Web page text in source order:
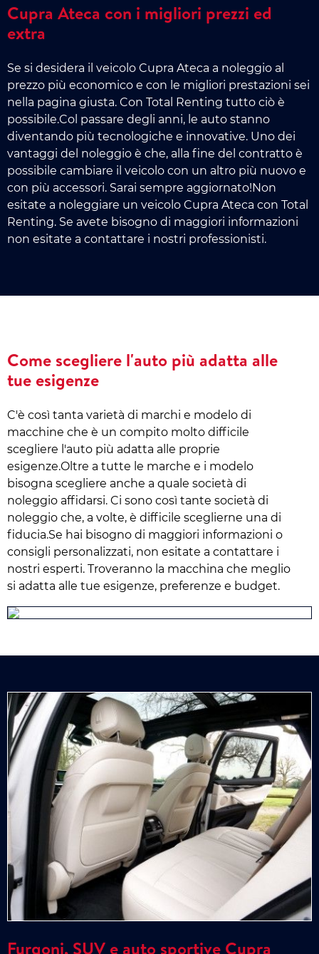
Cupra Ateca con i migliori prezzi ed
extra
Se si desidera il veicolo Cupra Ateca a noleggio al
prezzo più economico e con le migliori prestazioni sei
nella pagina giusta. Con Total Renting tutto ciò è
possibile.Col passare degli anni, le auto stanno
diventando più tecnologiche e innovative. Uno dei
vantaggi del noleggio è che, alla fine del contratto è
possibile cambiare il veicolo con un altro più nuovo e
con più accessori. Sarai sempre aggiornato!Non
esitate a noleggiare un veicolo Cupra Ateca con Total
Renting. Se avete bisogno di maggiori informazioni
non esitate a contattare i nostri professionisti.
Come scegliere l'auto più adatta alle
tue esigenze
C'è così tanta varietà di marchi e modelo di
macchine che è un compito molto difficile
scegliere l'auto più adatta alle proprie
esigenze.Oltre a tutte le marche e i modelo
bisogna scegliere anche a quale società di
noleggio affidarsi. Ci sono così tante società di
noleggio che, a volte, è difficile sceglierne una di
fiducia.Se hai bisogno di maggiori informazioni o
consigli personalizzati, non esitate a contattare i
nostri esperti. Troveranno la macchina che meglio
si adatta alle tue esigenze, preferenze e budget.
Furgoni, SUV e auto sportive Cupra